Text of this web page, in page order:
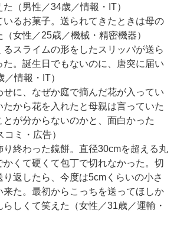
（男性／34歳／情報・IT）
いるお菓子。送られてきたときは母の
女性／25歳／機械・精密機器）
るスライムの形をしたスリッパが送ら
た。誕生日でもないのに、唐突に届い
情報・IT）
せに、なぜか庭で摘んだ花が入ってい
から花を入れたと母親は言っていた
が分からないのかと、面白かった
コミ・広告）
り終わった鏡餅。直径30cmを超える丸
かくて硬くて包丁で切れなかった。切
り返したら、今度は5cmくらいの小さ
来た。最初からこっちを送ってほしか
しくて笑えた（女性／31歳／運輸・